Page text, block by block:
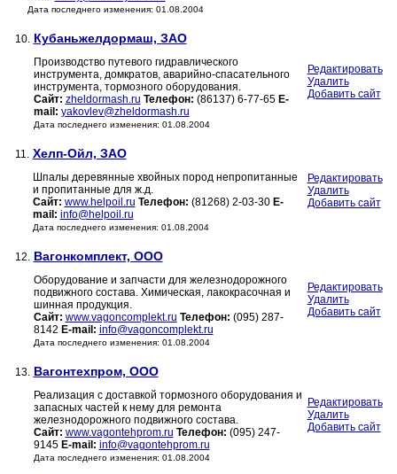
Дата последнего изменения: 01.08.2004
10. Кубаньжелдормаш, ЗАО
Производство путевого гидравлического
инструмента, домкратов, аварийно-спасательного
инструмента, тормозного оборудования.
Сайт: zheldormash.ru Телефон: (86137) 6-77-65 E-
mail: yakovlev@zheldormash.ru
Дата последнего изменения: 01.08.2004
Редактировать
Удалить
Добавить сайт
11. Хелп-Ойл, ЗАО
Шпалы деревянные хвойных пород непропитанные
и пропитанные для ж.д.
Сайт: www.helpoil.ru Телефон: (81268) 2-03-30 E-
mail: info@helpoil.ru
Дата последнего изменения: 01.08.2004
Редактировать
Удалить
Добавить сайт
12. Вагонкомплект, ООО
Оборудование и запчасти для железнодорожного
подвижного состава. Химическая, лакокрасочная и
шинная продукция.
Сайт: www.vagoncomplekt.ru Телефон: (095) 287-
8142 E-mail: info@vagoncomplekt.ru
Дата последнего изменения: 01.08.2004
Редактировать
Удалить
Добавить сайт
13. Вагонтехпром, ООО
Реализация с доставкой тормозного оборудования и
запасных частей к нему для ремонта
железнодорожного подвижного состава.
Сайт: www.vagontehprom.ru Телефон: (095) 247-
9145 E-mail: info@vagontehprom.ru
Дата последнего изменения: 01.08.2004
Редактировать
Удалить
Добавить сайт